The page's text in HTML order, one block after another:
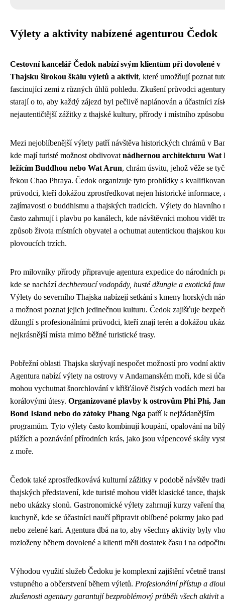
Výlety a aktivity nabízené agenturou Čedok
Cestovní kancelář Čedok nabízí svým klientům při dovolené v
Thajsku širokou škálu výletů a aktivit, které umožňují poznat
fascinující zemi z různých úhlů pohledu. Zkušení průvodci
starají o to, aby každý zájezd byl pečlivě naplánován a účastníci
nejautentičtější zážitky z thajské kultury, přírody i místního
Mezi nejoblíbenější výlety patří návštěva historických chrámů v
kde mají turisté možnost obdivovat nádhernou architekturu Wat
ležícím Buddhou nebo Wat Arun, chrám úsvitu, jehož věže se
řekou Chao Phraya. Čedok organizuje tyto prohlídky s
průvodci, kteří dokážou zprostředkovat nejen historické informace,
zajímavosti o buddhismu a thajských tradicích. Výlety do hlavního
často zahrnují i plavbu po kanálech, kde návštěvníci mohou vidět
způsob života místních obyvatel a ochutnat autentickou thajskou
plovoucích trzích.
Pro milovníky přírody připravuje agentura expedice do národních
kde se nacházídechberoucí vodopády, husté džungle a exotická
Výlety do severního Thajska nabízejí setkání s kmeny horských
a možnost poznat jejich jedinečnou kulturu. Čedok zajišťuje
džunglí s profesionálními průvodci, kteří znají terén a dokážou
nejkrásnější místa mimo běžné turistické trasy.
Pobřežní oblasti Thajska skrývají nespočet možností pro vodní
Agentura nabízí výlety na ostrovy v Andamanském moři, kde si
mohou vychutnat šnorchlování v křišťálově čistých vodách mezi
korálovými útesy. Organizované plavby k ostrovům Phi Phi,
Bond Island nebo do zátoky Phang Nga patří k nejžádanějším
programům. Tyto výlety často kombinují koupání, opalování na
plážích a poznávání přírodních krás, jako jsou vápencové skály
z moře.
Čedok také zprostředkovává kulturní zážitky v podobě návštěv
thajských představení, kde turisté mohou vidět klasické tance,
nebo ukázky slonů. Gastronomické výlety zahrnují kurzy vaření
kuchyně, kde se účastníci naučí připravit oblíbené pokrmy jako pad
nebo zelené kari. Agentura dbá na to, aby všechny aktivity byly
rozloženy během dovolené a klienti měli dostatek času i na
Výhodou využití služeb Čedoku je komplexní zajištění včetně
vstupného a občerstvení během výletů. Profesionální přístup a
zkušenosti agentury garantují bezproblémový průběh všech aktivita